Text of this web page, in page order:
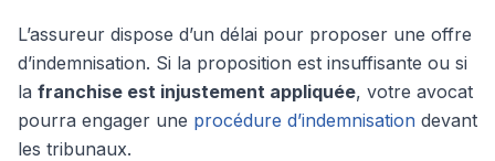
L’assureur dispose d’un délai pour proposer une offre
d’indemnisation. Si la proposition est insuffisante ou si
la franchise est injustement appliquée, votre avocat
pourra engager une procédure d’indemnisation devant
les tribunaux.